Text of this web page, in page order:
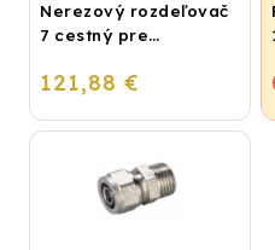
Nerezový rozdeľovač
7 cestný pre
vykurovanie
121,88 €